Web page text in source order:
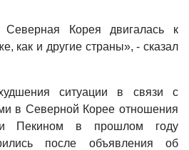
Северная Корея двигалась к
как и другие страны», - сказал
ситуации в связи с
в Северной Корее отношения
Пекином в прошлом году
после объявления об